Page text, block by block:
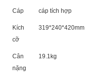
Cáp cáp tích hợp
Kích
cỡ
319*240*420mm
Cân
nặng
19.1 kg